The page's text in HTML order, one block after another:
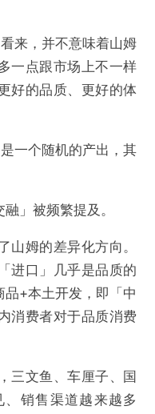
来，并不意味着山姆
一点跟市场上不一样
好的品质、更好的体
一个随机的产出，其
」被频繁提及。
山姆的差异化方向。
进口」几乎是品质的
+本土开发，即「中
消费者对于品质消费
三文鱼、车厘子、国
销售渠道越来越多